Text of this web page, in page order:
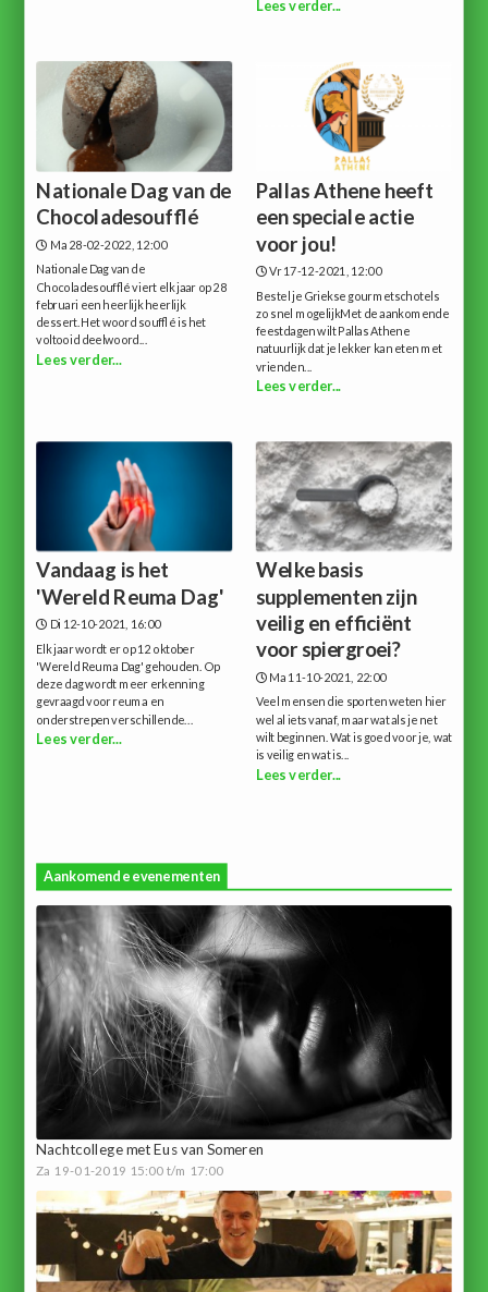
Lees verder...
Nationale Dag van de
Chocoladesoufflé
Ma 28-02-2022, 12:00
Nationale Dag van de
Chocoladesoufflé viert elk jaar op 28
februari een heerlijk heerlijk
dessert.Het woord soufflé is het
voltooid deelwoord...
Lees verder...
Pallas Athene heeft
een speciale actie
voor jou!
Vr 17-12-2021, 12:00
Bestel je Griekse gourmetschotels
zo snel mogelijkMet de aankomende
feestdagen wilt Pallas Athene
natuurlijk dat je lekker kan eten met
vrienden...
Lees verder...
Vandaag is het
'Wereld Reuma Dag'
Di 12-10-2021, 16:00
Elk jaar wordt er op 12 oktober
'Wereld Reuma Dag' gehouden. Op
deze dag wordt meer erkenning
gevraagd voor reuma en
onderstrepen verschillende...
Lees verder...
Welke basis
supplementen zijn
veilig en efficiënt
voor spiergroei?
Ma 11-10-2021, 22:00
Veel mensen die sporten weten hier
wel al iets vanaf, maar wat als je net
wilt beginnen. Wat is goed voor je, wat
is veilig en wat is...
Lees verder...
Aankomende evenementen
Nachtcollege met Eus van Someren
Za 19-01-2019 15:00 t/m 17:00